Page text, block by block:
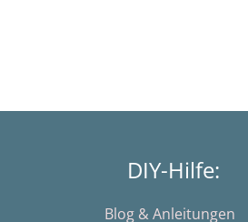
DIY-Hilfe:
Blog & Anleitungen